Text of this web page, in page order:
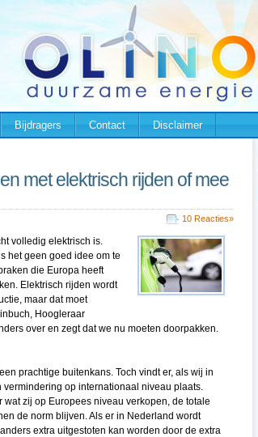
Bijdragers Contact Disclaimer
met elektrisch rijden of mee
10 Reacties»
volledig elektrisch is.
het geen goed idee om te
die Europa heeft
Elektrisch rijden wordt
maar dat moet
Hoogleraar
over en zegt dat we nu moeten doorpakken.
prachtige buitenkans. Toch vindt er, als wij in
op internationaal niveau plaats.
zij op Europees niveau verkopen, de totale
de norm blijven. Als er in Nederland wordt
extra uitgestoten kan worden door de extra